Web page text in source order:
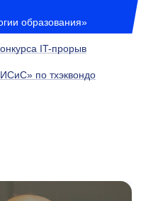
образования»
IT-прорыв
по тхэквондо